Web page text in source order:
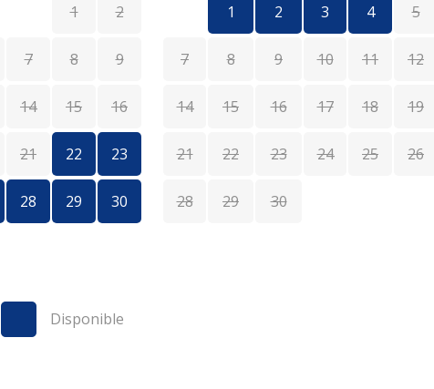
1 2
7 8 9
14 15 16
21 22 23
28 29 30
1 2 3 4 5
7 8 9 10 11 12
14 15 16 17 18 19
21 22 23 24 25 26
28 29 30
Disponible